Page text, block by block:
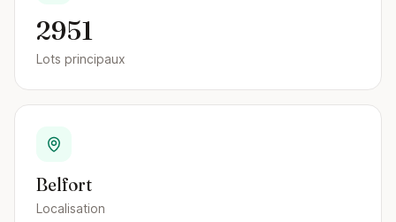
2951
Lots principaux
Belfort
Localisation